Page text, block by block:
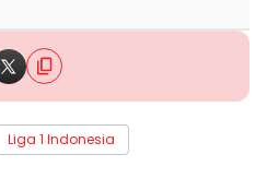
Liga 1 Indonesia